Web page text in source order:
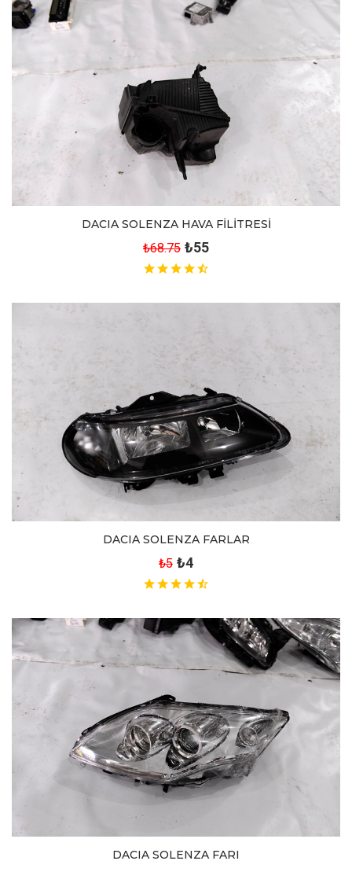
DACIA SOLENZA HAVA FİLİTRESİ
₺68.75 ₺55
DACIA SOLENZA FARLAR
₺5 ₺4
DACIA SOLENZA FARI